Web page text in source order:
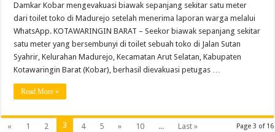
Damkar Kobar mengevakuasi biawak sepanjang sekitar satu meter
dari toilet toko di Madurejo setelah menerima laporan warga melalui
WhatsApp. KOTAWARINGIN BARAT – Seekor biawak sepanjang sekitar
satu meter yang bersembunyi di toilet sebuah toko di Jalan Sutan
Syahrir, Kelurahan Madurejo, Kecamatan Arut Selatan, Kabupaten
Kotawaringin Barat (Kobar), berhasil dievakuasi petugas …
Read More »
Page 3 of 16
« 1 2 3 4 5 » 10 ... Last »